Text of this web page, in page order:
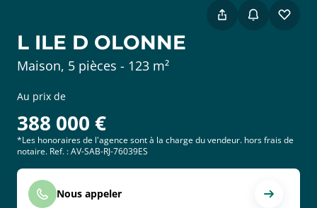
L ILE D OLONNE
Maison, 5 pièces - 123 m²
Au prix de
388 000 €
*Les honoraires de l'agence sont à la charge du vendeur. hors frais de
notaire. Ref. : AV-SAB-RJ-76039ES
Nous appeler